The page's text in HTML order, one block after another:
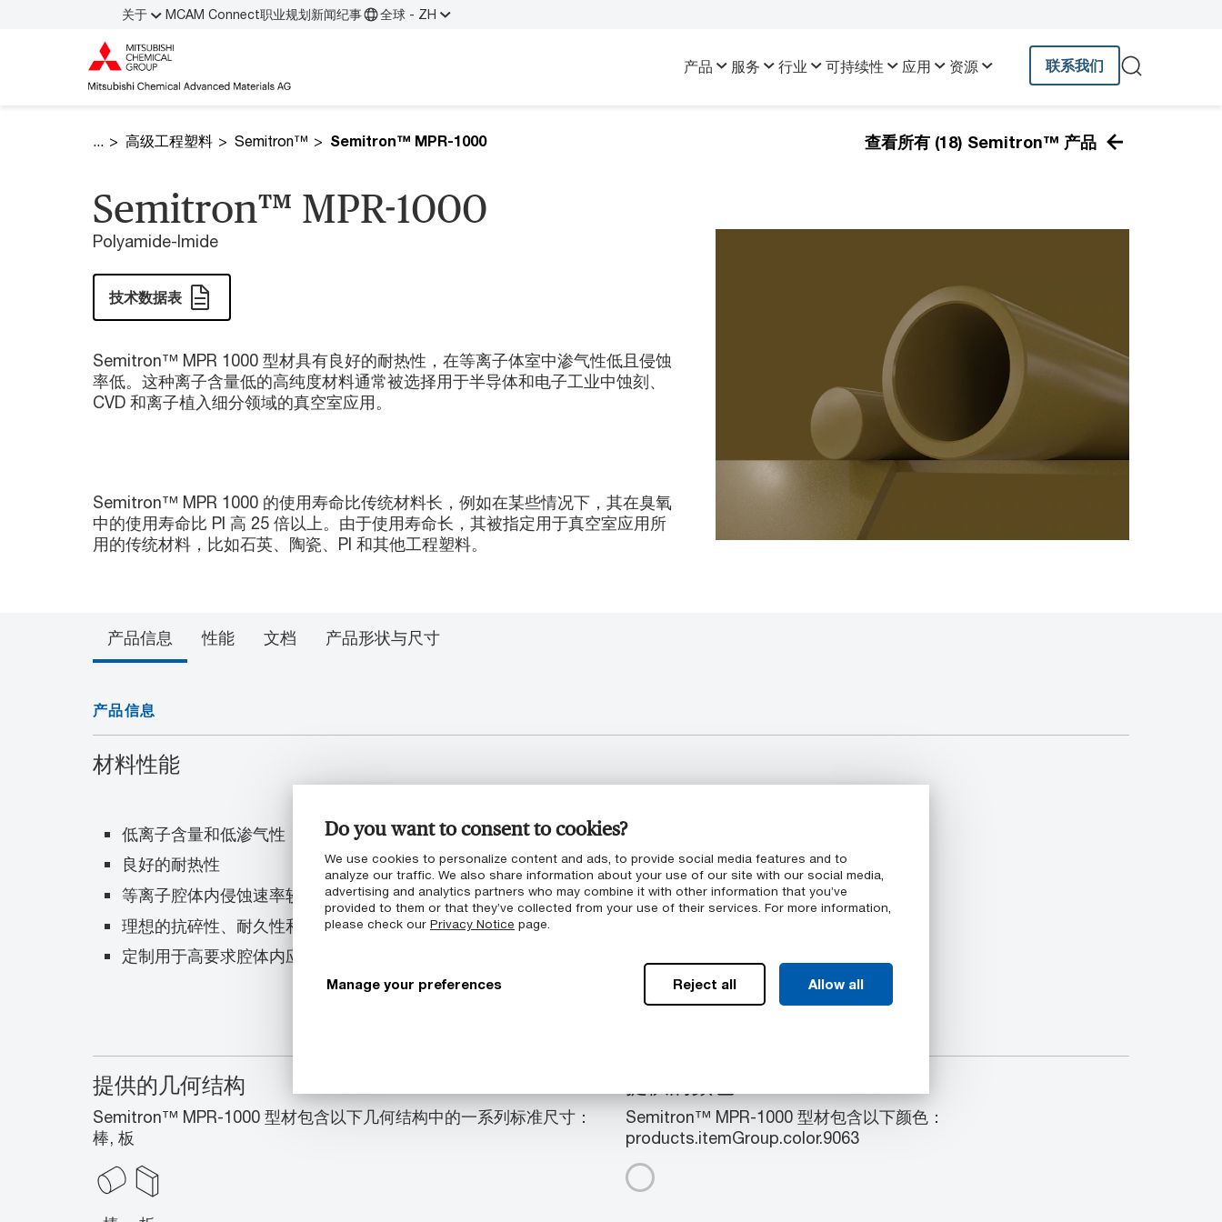
Do you want to consent to cookies?
We use cookies to personalize content and ads, to provide social media features and to
analyze our traffic. We also share information about your use of our site with our social media,
advertising and analytics partners who may combine it with other information that you’ve
provided to them or that they’ve collected from your use of their services. For more information,
please check our Privacy Notice page.
Manage your preferences Reject all Allow all
关于 MCAM Connect职业规划新闻纪事 全球 - ZH
产品 服务 行业 可持续性 应用 资源 联系我们
高级工程塑料 Semitron™ Semitron™ MPR-1000 查看所有 (18) Semitron™ 产品
Semitron™ MPR-1000
Polyamide-Imide
技术数据表
Semitron™ MPR 1000 型材具有良好的耐热性，在等离子体室中渗气性低且侵蚀
率低。这种离子含量低的高纯度材料通常被选择用于半导体和电子工业中蚀刻、
CVD 和离子植入细分领域的真空室应用。
Semitron™ MPR 1000 的使用寿命比传统材料长，例如在某些情况下，其在臭氧
中的使用寿命比 PI 高 25 倍以上。由于使用寿命长，其被指定用于真空室应用所
用的传统材料，比如石英、陶瓷、PI 和其他工程塑料。
产品信息 性能 文档 产品形状与尺寸
产品信息
材料性能
低离子含量和低渗气性
良好的耐热性
等离子腔体内侵蚀速率较低
理想的抗碎性、耐久性和机械加工性
定制用于高要求腔体内应用
提供的几何结构
Semitron™ MPR-1000 型材包含以下几何结构中的一系列标准尺寸：
棒, 板
Semitron™ MPR-1000 型材包含以下颜色：
products.itemGroup.color.9063